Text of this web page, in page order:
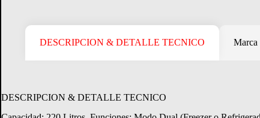
Consultá tu margen disponible.
DESCRIPCION & DETALLE TECNICO Marca
DESCRIPCION & DETALLE TECNICO